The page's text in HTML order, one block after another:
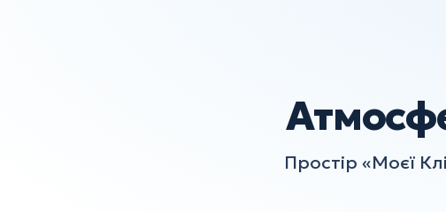
Простір «Моєї